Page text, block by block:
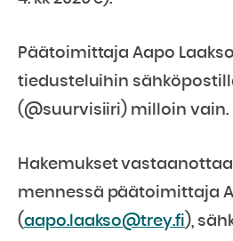
Päätoimittaja Aapo
tiedusteluihin
(@suurvisiiri) milloin vain.
Hakemukset vastaanottaa
mennessä päätoimittaja
(aapo.laakso@trey.fi),